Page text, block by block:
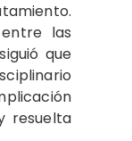
las
que
resuelta